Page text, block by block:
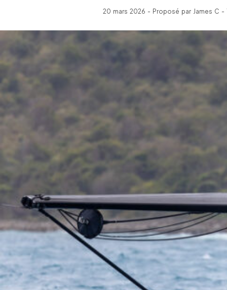
20 mars 2026 - Proposé par James C